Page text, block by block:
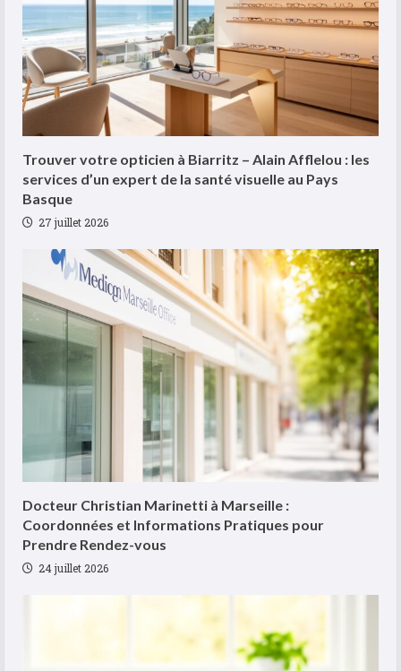
Trouver votre opticien à Biarritz – Alain Afflelou : les
services d’un expert de la santé visuelle au Pays
Basque
27 juillet 2026
Docteur Christian Marinetti à Marseille :
Coordonnées et Informations Pratiques pour
Prendre Rendez-vous
24 juillet 2026